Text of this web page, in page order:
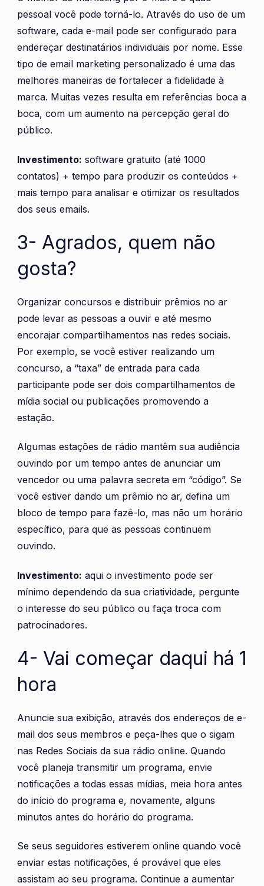
pessoal você pode torná-lo. Através do uso de um
software, cada e-mail pode ser configurado para
endereçar destinatários individuais por nome. Esse
tipo de email marketing personalizado é uma das
melhores maneiras de fortalecer a fidelidade à
marca. Muitas vezes resulta em referências boca a
boca, com um aumento na percepção geral do
público.
Investimento: software gratuito (até 1000
contatos) + tempo para produzir os conteúdos +
mais tempo para analisar e otimizar os resultados
dos seus emails.
3- Agrados, quem não
gosta?
Organizar concursos e distribuir prêmios no ar
pode levar as pessoas a ouvir e até mesmo
encorajar compartilhamentos nas redes sociais.
Por exemplo, se você estiver realizando um
concurso, a “taxa” de entrada para cada
participante pode ser dois compartilhamentos de
mídia social ou publicações promovendo a
estação.
Algumas estações de rádio mantêm sua audiência
ouvindo por um tempo antes de anunciar um
vencedor ou uma palavra secreta em “código”. Se
você estiver dando um prêmio no ar, defina um
bloco de tempo para fazê-lo, mas não um horário
específico, para que as pessoas continuem
ouvindo.
Investimento: aqui o investimento pode ser
mínimo dependendo da sua criatividade, pergunte
o interesse do seu público ou faça troca com
patrocinadores.
4- Vai começar daqui há 1
hora
Anuncie sua exibição, através dos endereços de e-
mail dos seus membros e peça-lhes que o sigam
nas Redes Sociais da sua rádio online. Quando
você planeja transmitir um programa, envie
notificações a todas essas mídias, meia hora antes
do início do programa e, novamente, alguns
minutos antes do horário do programa.
Se seus seguidores estiverem online quando você
enviar estas notificações, é provável que eles
assistam ao seu programa. Continue a aumentar